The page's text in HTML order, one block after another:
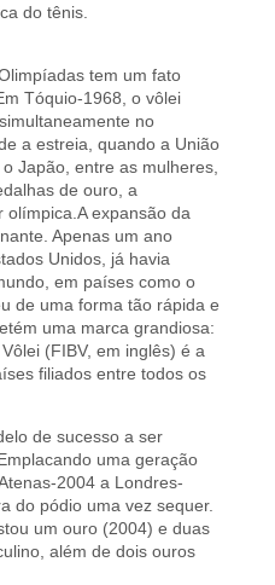
do tênis.
tem um fato
Tóquio-1968, o vôlei
no
a estreia, quando a União
Japão, entre as mulheres,
de ouro, a
olímpica.A expansão da
Apenas um ano
Unidos, já havia
em países como o
de uma forma tão rápida e
uma marca grandiosa:
(FIBV, em inglês) é a
filiados entre todos os
de sucesso a ser
uma geração
2004 a Londres-
do pódio uma vez sequer.
um ouro (2004) e duas
além de dois ouros